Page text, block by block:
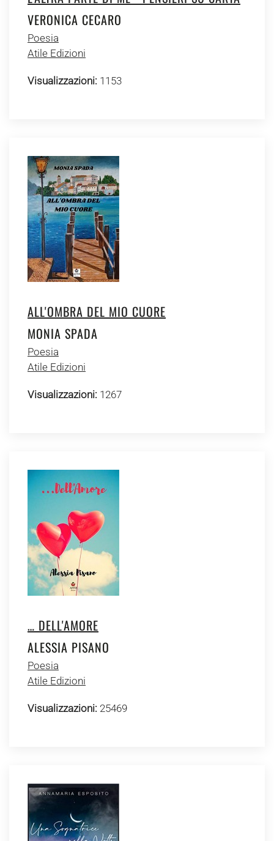
VERONICA CECARO
Poesia
Atile Edizioni
Visualizzazioni: 1153
ALL'OMBRA DEL MIO CUORE
MONIA SPADA
Poesia
Atile Edizioni
Visualizzazioni: 1267
… DELL'AMORE
ALESSIA PISANO
Poesia
Atile Edizioni
Visualizzazioni: 25469